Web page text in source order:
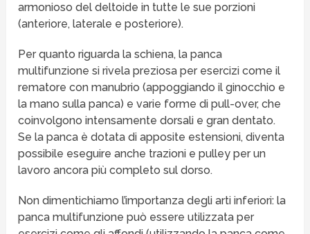
armonioso del deltoide in tutte le sue porzioni
(anteriore, laterale e posteriore).
Per quanto riguarda la schiena, la panca
multifunzione si rivela preziosa per esercizi come il
rematore con manubrio (appoggiando il ginocchio e
la mano sulla panca) e varie forme di pull-over, che
coinvolgono intensamente dorsali e gran dentato.
Se la panca è dotata di apposite estensioni, diventa
possibile eseguire anche trazioni e pulley per un
lavoro ancora più completo sul dorso.
Non dimentichiamo l’importanza degli arti inferiori: la
panca multifunzione può essere utilizzata per